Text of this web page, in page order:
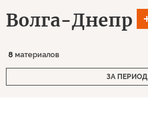
Волга-Днепр
8 материалов
ЗА ПЕРИОД